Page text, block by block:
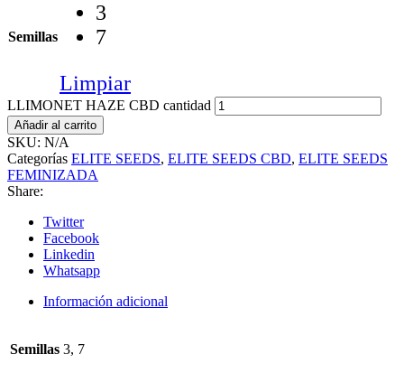
Semillas
3
7
Limpiar
LLIMONET HAZE CBD cantidad
Añadir al carrito
SKU: N/A
Categorías ELITE SEEDS, ELITE SEEDS CBD, ELITE SEEDS
FEMINIZADA
Share:
Twitter
Facebook
Linkedin
Whatsapp
Información adicional
Semillas 3, 7